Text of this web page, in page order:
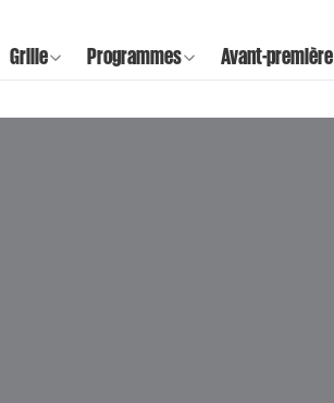
Grille Programmes Avant-première